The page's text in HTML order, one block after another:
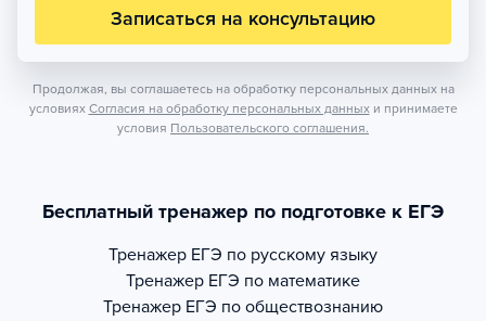
Записаться на консультацию
Продолжая, вы соглашаетесь на обработку персональных данных на
условиях Согласия на обработку персональных данных и принимаете
условия Пользовательского соглашения.
Бесплатный тренажер по подготовке к ЕГЭ
Тренажер ЕГЭ по русскому языку
Тренажер ЕГЭ по математике
Тренажер ЕГЭ по обществознанию